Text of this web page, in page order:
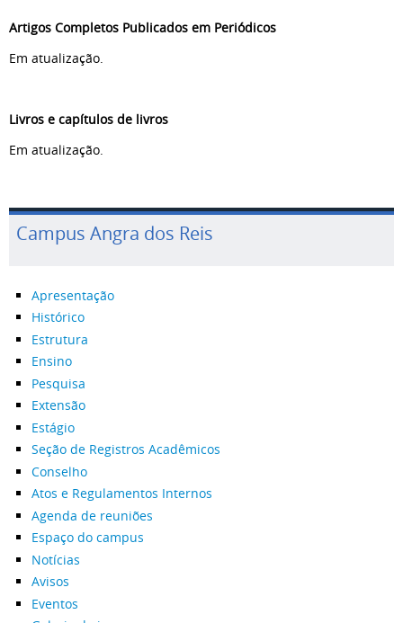
Artigos Completos Publicados em Periódicos
Em atualização.
Livros e capítulos de livros
Em atualização.
Campus Angra dos Reis
Apresentação
Histórico
Estrutura
Ensino
Pesquisa
Extensão
Estágio
Seção de Registros Acadêmicos
Conselho
Atos e Regulamentos Internos
Agenda de reuniões
Espaço do campus
Notícias
Avisos
Eventos